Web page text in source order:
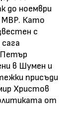
до ноември
МВР. Като
с
Петър
в Шумен и
присъди
Христов
от